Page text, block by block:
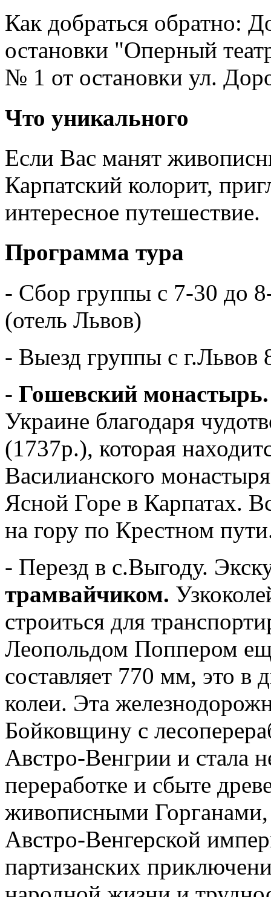
Как добраться обратно:
остановки "Оперный
№ 1 от остановки ул.
Что уникального
Если Вас манят
Карпатский колорит,
интересное путешествие.
Программа тура
- Сбор группы с 7-30 до
(отель Львов)
- Выезд группы с г.Львов
- Гошевский монастырь.
Украине благодаря
(1737р.), которая
Василианского
Ясной Горе в Карпатах.
на гору по Крестном
- Перезд в с.Выгоду.
трамвайчиком.
строиться для
Леопольдом Поппером
составляет 770 мм, это
колеи. Эта
Бойковщину с
Австро-Венгрии и стала
переработке и сбыте
живописными Горганами,
Австро-Венгерской
партизанских